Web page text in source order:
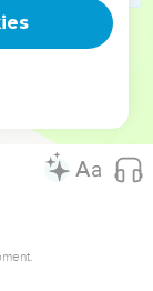
de Moïse, et
et Moïse